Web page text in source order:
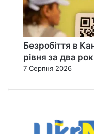
Безробіття в
рівня за два
7 Серпня 2026